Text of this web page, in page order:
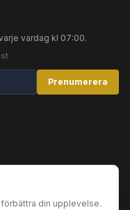
vardag kl 07:00.
Prenumerera
din upplevelse.